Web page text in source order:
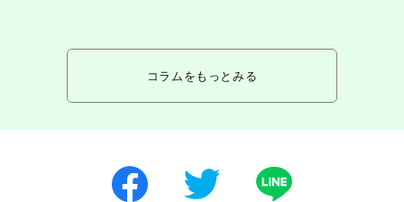
コラムをもっとみる